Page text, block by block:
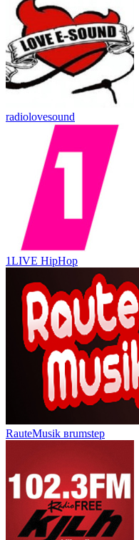
radiolovesound
1LIVE HipHop
RauteMusik вrumstep